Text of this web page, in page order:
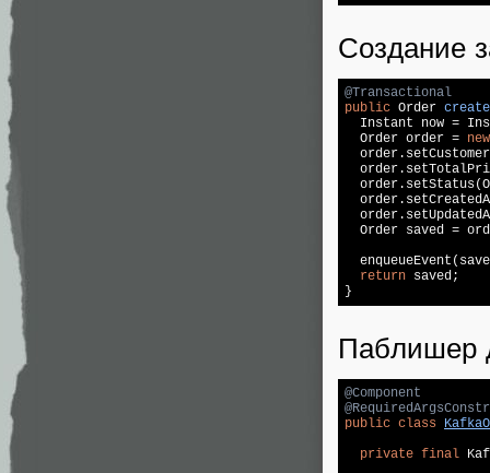
Создание
@Transactional
public Order
Instant now =
  Order order =
new
Order saved =
return saved;
}
Паблишер
@Component
public class
private final